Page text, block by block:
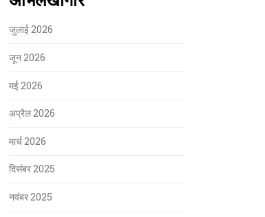
जुलाई 2026
जून 2026
मई 2026
अप्रैल 2026
मार्च 2026
दिसंबर 2025
नवंबर 2025